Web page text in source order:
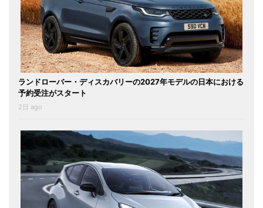
ランドローバー・ディスカバリーの2027年モデルの日本における
予約受注がスタート
2日 ago